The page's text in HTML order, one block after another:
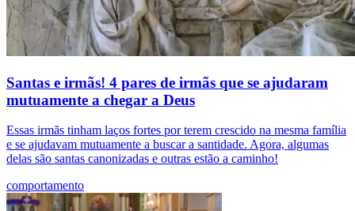
Santas e irmãs! 4 pares de irmãs que se ajudaram
mutuamente a chegar a Deus
Essas irmãs tinham laços fortes por terem crescido na mesma família
e se ajudavam mutuamente a buscar a santidade. Agora, algumas
delas são santas canonizadas e outras estão a caminho!
comportamento